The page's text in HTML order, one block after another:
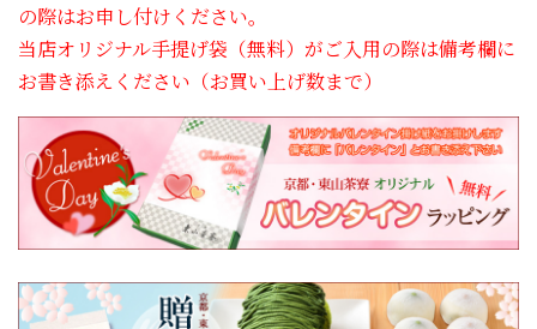
の際はお申し付けください。
当店オリジナル手提げ袋（無料）がご入用の際は備考欄に
お書き添えください（お買い上げ数まで）